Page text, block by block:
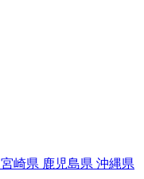
宮崎県 鹿児島県 沖縄県